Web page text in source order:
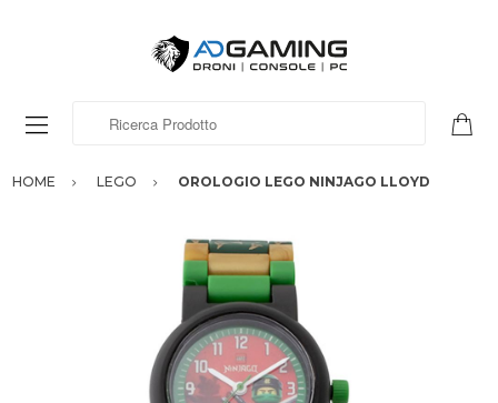
HOME LEGO OROLOGIO LEGO NINJAGO LLOYD